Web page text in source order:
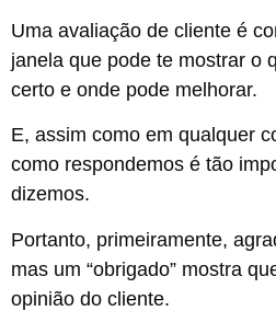
Uma avaliação de cliente é
janela que pode te mostrar o
certo e onde pode melhorar.
E, assim como em qualquer
como respondemos é tão
dizemos.
Portanto, primeiramente,
mas um “obrigado” mostra
opinião do cliente.